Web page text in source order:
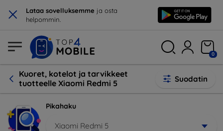
× Lataa sovelluksemme ja osta
helpommin.
0
Kuoret, kotelot ja tarvikkeet
tuotteelle Xiaomi Redmi 5
Suodatin
Pikahaku
Xiaomi Redmi 5